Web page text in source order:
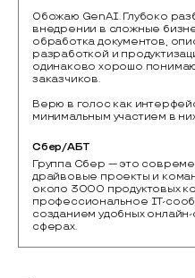
Обожаю GenAI. Глубоко
внедрении в сложные
обработка документов,
разработкой и
одинаково хорошо
заказчиков.
Верю в голос как
минимальным участием в
Сбер/АБТ
Группа Сбер — это
драйвовые проекты и
около 3000 продуктовых
профессиональное IT-
созданием удобных
сферах.